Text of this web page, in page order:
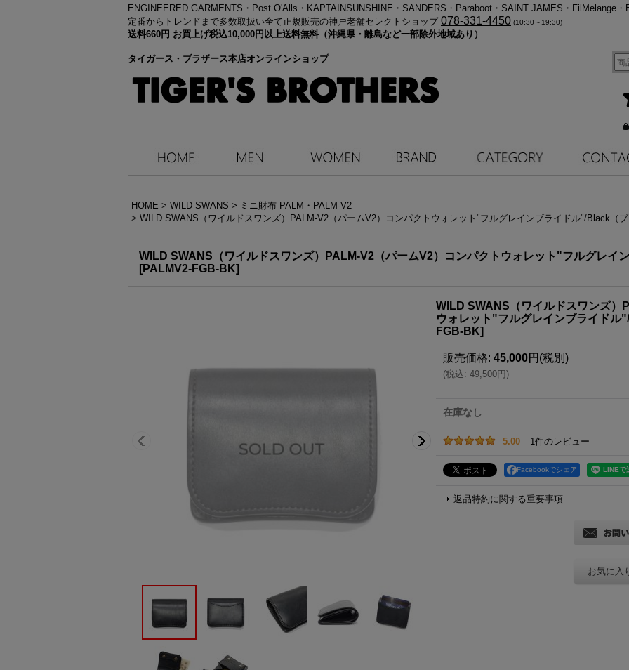
ENGINEERED GARMENTS・ Post O'Alls・KAPTAINSUNSHINE・SANDERS・Paraboot・SAINT JAMES・FilMelange・
定番からトレンドまで多数取扱い全て正規販売の神戸老舗セレクトショップ 078-331-4450 (10:30～19:30)
送料660円 お買上げ税込10,000円以上送料無料（沖縄県・離島など一部除外地域あり）
タイガース・ブラザース本店オンラインショップ
HOME > WILD SWANS > ミニ財布 PALM・PALM-V2
> WILD SWANS（ワイルドスワンズ）PALM-V2（パームV2）コンパクトウォレット"フルグレインブライドル"/Black（
WILD SWANS（ワイルドスワンズ）PALM-V2（パームV2）コンパクトウォレット"フルグレイ
[PALMV2-FGB-BK]
WILD SWANS（ワイルドスワンズ）
ウォレット"フルグレインブライドル
FGB-BK]
販売価格: 45,000円 (税別)
(税込: 49,500円)
在庫なし
5.00 1件のレビュー
Facebookでシェア
返品特約に関する重要事項
お気に入